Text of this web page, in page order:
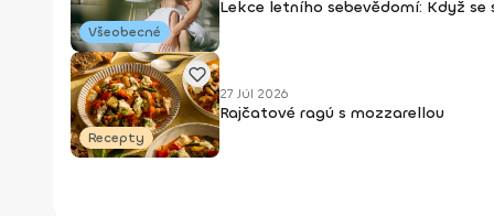
Všeobecné
Lekce letního sebevědomí: Když
Recepty
27 Júl 2026
Rajčatové ragú s mozzarellou